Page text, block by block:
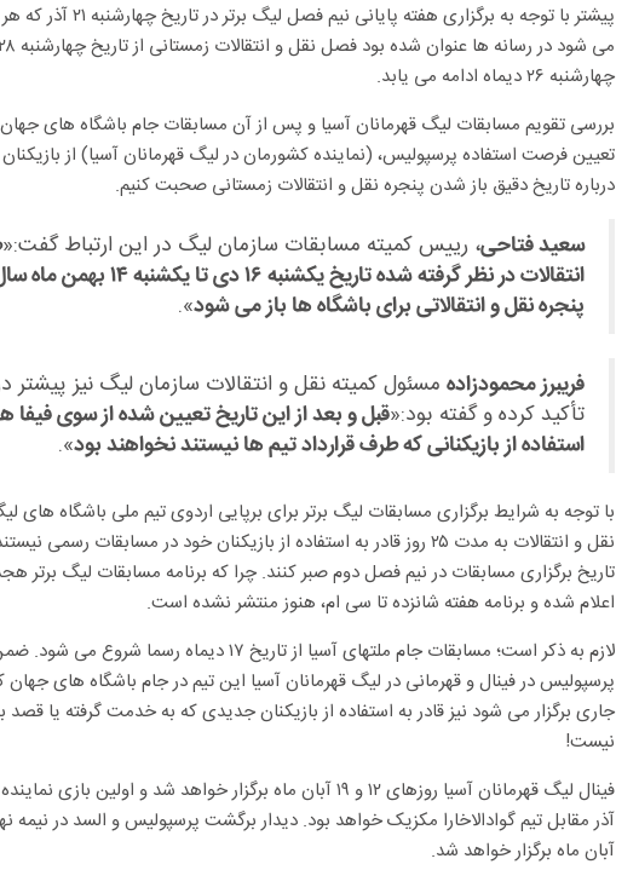
چهارشنبه ۲۶ دیماه ادامه می یابد.
تعیین فرصت استفاده پرسپولیس، (نماینده کشورمان در لیگ قهرمانان آسیا) از
درباره تاریخ دقیق باز شدن پنجره نقل و انتقالات زمستانی صحبت کنیم.
سعید فتاحی، رییس کمیته مسابقات سازمان لیگ در این ارتباط گفت:«
پنجره نقل و انتقالاتی برای باشگاه ها باز می شود».
فریبرز محمودزاده مسئول کمیته نقل و انتقالات سازمان لیگ نیز
تأکید کرده و گفته بود:«قبل و بعد از این تاریخ تعیین شده از سوی فیفا
استفاده از بازیکنانی که طرف قرارداد تیم ها نیستند نخواهند بود».
با توجه به شرایط برگزاری مسابقات لیگ برتر برای برپایی اردوی تیم ملی باشگاه
نقل و انتقالات به مدت ۲۵ روز قادر به استفاده از بازیکنان خود در مسابقات
تاریخ برگزاری مسابقات در نیم فصل دوم صبر کنند. چرا که برنامه مسابقات لیگ برتر
اعلام شده و برنامه هفته شانزده تا سی ام، هنوز منتشر نشده است.
لازم به ذکر است؛ مسابقات جام ملتهای آسیا از تاریخ ۱۷
پرسپولیس در فینال و قهرمانی در لیگ قهرمانان آسیا این تیم در جام باشگاه های
جاری برگزار می شود نیز قادر به استفاده از بازیکنان جدیدی که به خدمت گرفته یا
نیست!
آذر مقابل تیم گوادالاخارا مکزیک خواهد بود. دیدار برگشت پرسپولیس و السد در نیمه
آبان ماه برگزار خواهد شد.